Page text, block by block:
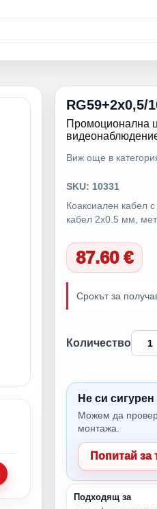
RG59+2x0,5/
Промоционална
Виж още в
SKU: 10331
Коаксиален кабел
кабел 2х0.5 мм,
87.60 €
Срокът за
Количество
Не си
Можем да
монтажа.
Попитай за
Подходящ за